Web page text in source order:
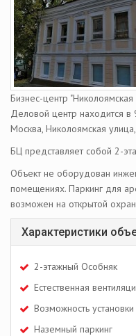
Бизнес-центр
Деловой центр находится в
Москва, Николоямская
БЦ представляет собой 2-
Объект не оборудован
помещениях. Паркинг для
возможен на открытой
Характеристики
2-этажный Особняк
Естественная
Возможность
Наземный паркинг